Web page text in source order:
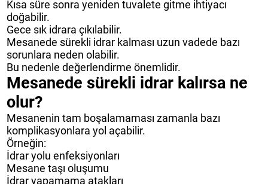
Kısa süre sonra yeniden tuvalete gitme ihtiyacı
doğabilir.
Gece sık idrara çıkılabilir.
Mesanede sürekli idrar kalması uzun vadede bazı
sorunlara neden olabilir.
Bu nedenle değerlendirme önemlidir.
Mesanede sürekli idrar kalırsa ne
olur?
Mesanenin tam boşalamaması zamanla bazı
komplikasyonlara yol açabilir.
Örneğin:
İdrar yolu enfeksiyonları
Mesane taşı oluşumu
İdrar yapamama atakları